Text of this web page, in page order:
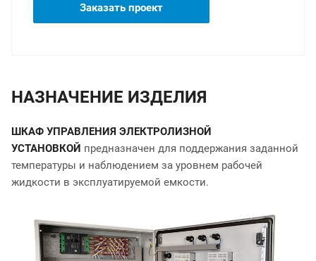
Заказать проект
НАЗНАЧЕНИЕ ИЗДЕЛИЯ
ШКАФ УПРАВЛЕНИЯ ЭЛЕКТРОЛИЗНОЙ
УСТАНОВКОЙ предназначен для поддержания заданной
температуры и наблюдением за уровнем рабочей
жидкости в эксплуатируемой емкости.